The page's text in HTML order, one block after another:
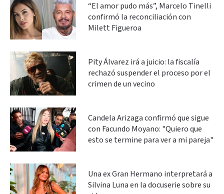
“El amor pudo más”, Marcelo Tinelli
confirmó la reconciliación con
Milett Figueroa
Pity Álvarez irá a juicio: la fiscalía
rechazó suspender el proceso por el
crimen de un vecino
Candela Arizaga confirmó que sigue
con Facundo Moyano: "Quiero que
esto se termine para ver a mi pareja"
Una ex Gran Hermano interpretará a
Silvina Luna en la docuserie sobre su